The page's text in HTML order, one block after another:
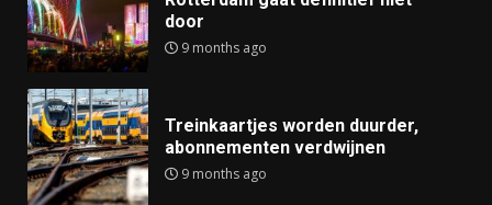
door
9 months ago
Treinkaartjes worden duurder,
abonnementen verdwijnen
9 months ago